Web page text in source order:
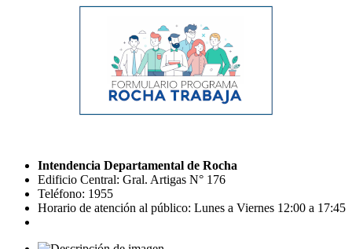
Intendencia Departamental de Rocha
Edificio Central: Gral. Artigas N° 176
Teléfono: 1955
Horario de atención al público: Lunes a Viernes 12:00 a 17:45